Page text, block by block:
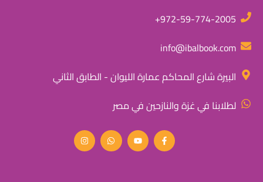
972-59-774-2005+
info@ibalbook.com
البيرة شارع المحاكم عمارة الليوان - الطابق الثاني
لطلابنا في غزة والنازحين في مصر